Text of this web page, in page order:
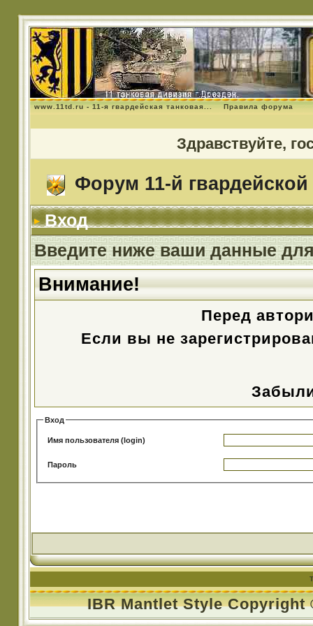
www.11td.ru - 11-я гвардейская танковая... Правила форума
Здравствуйте,
Форум 11-й гвардейской
Вход
Введите ниже ваши данные
Внимание!
Перед
Если вы не
Вход
Имя пользователя (login)
Пароль
IBR Mantlet Style Copyright